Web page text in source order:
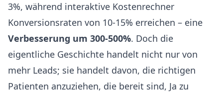
3%, während interaktive Kostenrechner
Konversionsraten von 10-15% erreichen – eine
Verbesserung um 300-500%. Doch die
eigentliche Geschichte handelt nicht nur von
mehr Leads; sie handelt davon, die richtigen
Patienten anzuziehen, die bereit sind, Ja zu